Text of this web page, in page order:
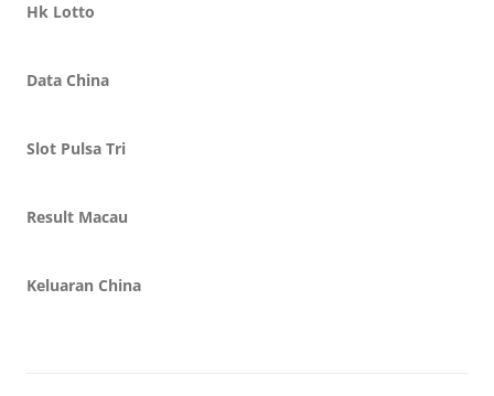
Hk Lotto
Data China
Slot Pulsa Tri
Result Macau
Keluaran China